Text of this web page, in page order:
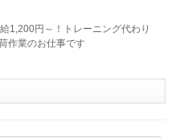
1,200円～！トレーニング代わり
作業のお仕事です